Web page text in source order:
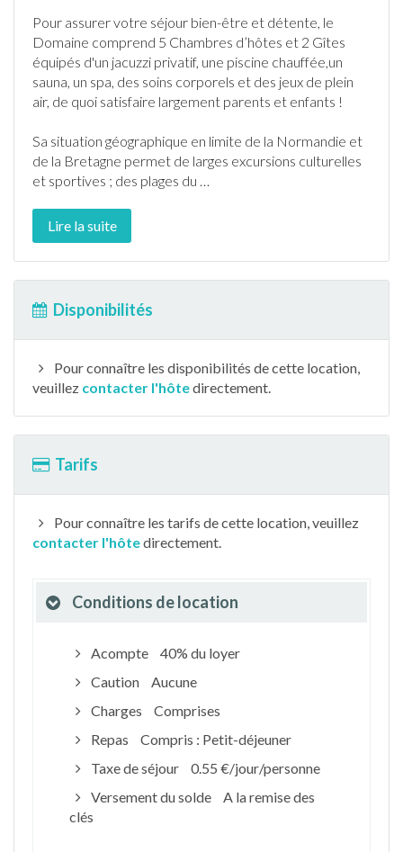
Pour assurer votre séjour bien-être et détente, le
Domaine comprend 5 Chambres d’hôtes et 2 Gîtes
équipés d'un jacuzzi privatif, une piscine chauffée,un
sauna, un spa, des soins corporels et des jeux de plein
air, de quoi satisfaire largement parents et enfants !
Sa situation géographique en limite de la Normandie et
de la Bretagne permet de larges excursions culturelles
et sportives ; des plages du …
Lire la suite
Disponibilités
Pour connaître les disponibilités de cette location,
veuillez contacter l'hôtedirectement.
Tarifs
Pour connaître les tarifs de cette location, veuillez
contacter l'hôtedirectement.
Conditions de location
Acompte
40% du loyer
Caution
Aucune
Charges
Comprises
Repas
Compris : Petit-déjeuner
Taxe de séjour
0.55 €/jour/personne
Versement du solde
A la remise des
clés